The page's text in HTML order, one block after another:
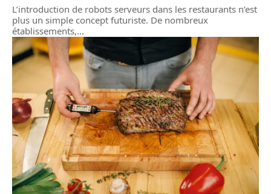
L’introduction de robots serveurs dans les restaurants n’est
plus un simple concept futuriste. De nombreux
établissements,…